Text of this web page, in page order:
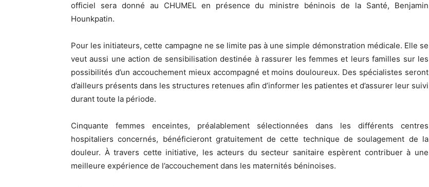
officiel sera donné au CHUMEL en présence du ministre béninois de la Santé, Benjamin
Hounkpatin.
Pour les initiateurs, cette campagne ne se limite pas à une simple démonstration médicale. Elle se
veut aussi une action de sensibilisation destinée à rassurer les femmes et leurs familles sur les
possibilités d’un accouchement mieux accompagné et moins douloureux. Des spécialistes seront
d’ailleurs présents dans les structures retenues afin d’informer les patientes et d’assurer leur suivi
durant toute la période.
Cinquante femmes enceintes, préalablement sélectionnées dans les différents centres
hospitaliers concernés, bénéficieront gratuitement de cette technique de soulagement de la
douleur. À travers cette initiative, les acteurs du secteur sanitaire espèrent contribuer à une
meilleure expérience de l’accouchement dans les maternités béninoises.